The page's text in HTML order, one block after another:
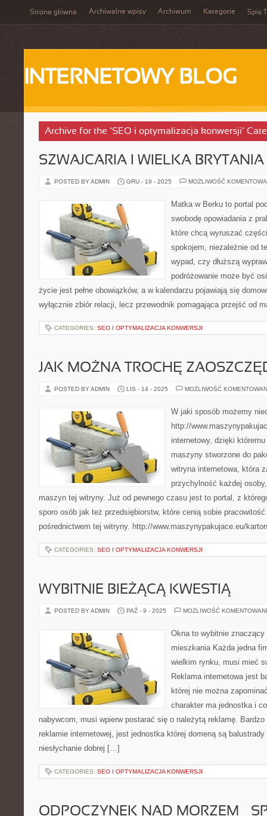
Strona główna Archiwalne wpisy Archiwum Kategorie Spis
INTERNETOWY BLOG
Archive for the ‘SEO i optymalizacja konwersji’
SZWAJCARIA I WIELKA BRYTANIA
POSTED BY ADMIN GRU - 19 - 2025 MOŻLIWOŚĆ
Matka w Berku to portal
swobodę opowiadania z
które chcą wyruszać
spokojem, niezależnie od
wypad, czy dłuższą
podróżowanie może być
życie jest pełne obowiązków, a w kalendarzu pojawiają się
wyłącznie zbiór relacji, lecz przewodnik pomagająca przejść od
CATEGORIES: SEO I OPTYMALIZACJA KONWERSJI
JAK MOŻNA TROCHĘ
POSTED BY ADMIN LIS - 14 - 2025 MOŻLIWOŚĆ
W jaki sposób możemy
http://
internetowy, dzięki
maszyny stworzone do
witryna internetowa, która
przychylność każdej
maszyn tej witryny. Już od pewnego czasu jest to portal, z
sporo osób jak też przedsiębiorstw, które cenią sobie
pośrednictwem tej witryny. http://www.maszynypakujace.eu/
CATEGORIES: SEO I OPTYMALIZACJA KONWERSJI
WYBITNIE BIEŻĄCĄ KWESTIĄ
POSTED BY ADMIN PAŹ - 9 - 2025 MOŻLIWOŚĆ
Okna to wybitnie znaczący
mieszkania Każda jedna
wielkim rynku, musi mieć
Reklama internetowa jest
której nie można
charakter ma jednostka i
nabywcom, musi wpierw postarać się o należytą reklamę.
reklamie internetowej, jest jednostka której domeną są
niesłychanie dobrej […]
CATEGORIES: SEO I OPTYMALIZACJA KONWERSJI
ODPOCZYNEK NAD MORZEM –